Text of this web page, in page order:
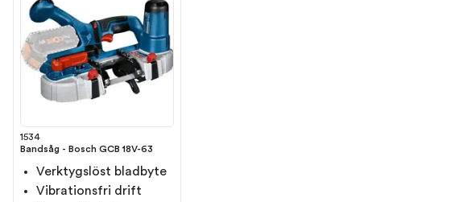
1534
Bandsåg - Bosch GCB 18V-63
Verktygslöst bladbyte
Vibrationsfri drift